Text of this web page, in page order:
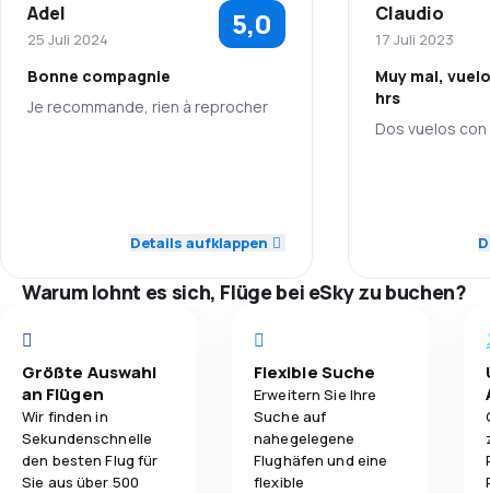
Flugnetz 3,5
Ticketpreise 3,7
3,8
Verpflegung
Adel
25 Juli 2024 5,0
Bonne compagnie
Je recommande, rien à reprocher
Reisekomfort 5,0
Gepäckbeförderung 5,0
Verpflegung 5,0
Details aufklappen
Claudio
17 Juli 2023
Muy mal,
hrs
Dos vuelos
Flugnetz
Reisekomfort
Warum lohnt es sich, Flüge bei eSky zu buchen?
Größte Auswahl
an Flügen
Wir finden in
Sekundenschnelle
den besten Flug für
Sie aus über 500
Flexible Suche
Erweitern Sie Ihre
Suche auf
nahegelegene
Flughäfen und eine
flexible